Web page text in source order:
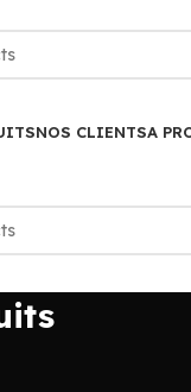
NOS CLIENTSA